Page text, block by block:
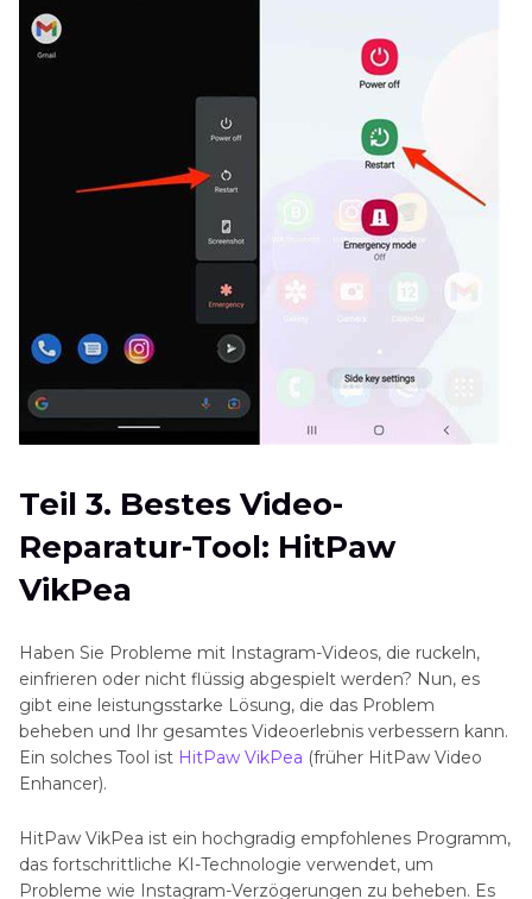
Teil 3. Bestes Video-
Reparatur-Tool: HitPaw
VikPea
Haben Sie Probleme mit Instagram-Videos, die ruckeln,
einfrieren oder nicht flüssig abgespielt werden? Nun, es
gibt eine leistungsstarke Lösung, die das Problem
beheben und Ihr gesamtes Videoerlebnis verbessern kann.
Ein solches Tool ist HitPaw VikPea (früher HitPaw Video
Enhancer).
HitPaw VikPea ist ein hochgradig empfohlenes Programm,
das fortschrittliche KI-Technologie verwendet, um
Probleme wie Instagram-Verzögerungen zu beheben. Es